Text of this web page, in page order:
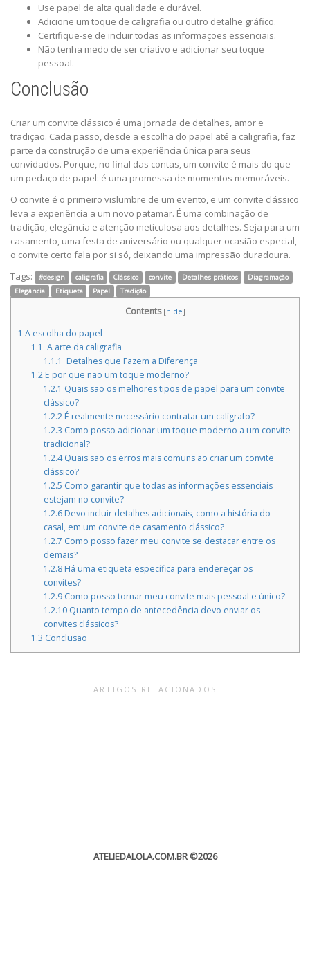
Use papel de alta qualidade e durável.
Adicione um toque de caligrafia ou outro detalhe gráfico.
Certifique-se de incluir todas as informações essenciais.
Não tenha medo de ser criativo e adicionar seu toque
pessoal.
Conclusão
Criar um convite clássico é uma jornada de detalhes, amor e
tradição. Cada passo, desde a escolha do papel até a caligrafia, faz
parte da construção de uma experiência única para seus
convidados. Porque, no final das contas, um convite é mais do que
um pedaço de papel: é uma promessa de momentos memoráveis.
O convite é o primeiro vislumbre de um evento, e um convite clássico
leva a experiência a um novo patamar. É uma combinação de
tradição, elegância e atenção meticulosa aos detalhes. Seja para um
casamento, uma festa de aniversário ou qualquer ocasião especial,
o convite certo fala por si só, deixando uma impressão duradoura.
Tags:
#design caligrafia Clássico convite Detalhes práticos
Diagramação
Elegância
Etiqueta Papel Tradição
Contents [hide]
1 A escolha do papel
1.1 A arte da caligrafia
1.1.1 Detalhes que Fazem a Diferença
1.2E por que não um toque moderno?
1.2.1 Quais são os melhores tipos de papel para um convite
clássico?
1.2.2 É realmente necessário contratar um calígrafo?
1.2.3 Como posso adicionar um toque moderno a um convite
tradicional?
1.2.4Quais são os erros mais comuns ao criar um convite
clássico?
1.2.5 Como garantir que todas as informações essenciais
estejam no convite?
1.2.6 Devo incluir detalhes adicionais, como a história do
casal, em um convite de casamento clássico?
1.2.7 Como posso fazer meu convite se destacar entre os
demais?
1.2.8 Há uma etiqueta específica para endereçar os
convites?
1.2.9 Como posso tornar meu convite mais pessoal e único?
1.2.10 Quanto tempo de antecedência devo enviar os
convites clássicos?
1.3 Conclusão
ARTIGOS RELACIONADOS
ATELIEDALOLA.COM.BR©2026